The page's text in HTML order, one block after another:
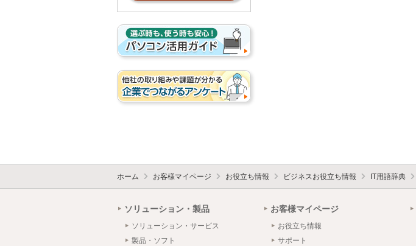
ホーム お客様マイページ お役立ち情報 ビジネスお役立ち情報 IT用語辞典
ソリューション・製品
ソリューション・サービス
製品・ソフト
お客様マイページ
お役立ち情報
サポート